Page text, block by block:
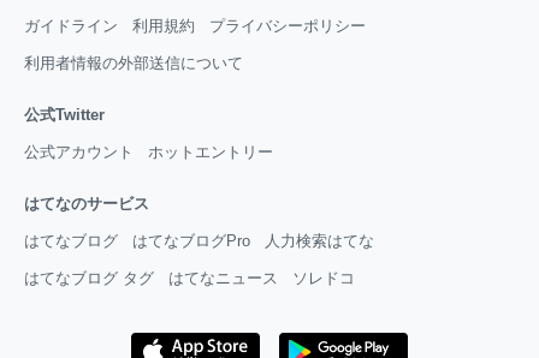
ガイドライン 利用規約 プライバシーポリシー
利用者情報の外部送信について
公式Twitter
公式アカウント ホットエントリー
はてなのサービス
はてなブログ はてなブログPro 人力検索はてな
はてなブログ タグ はてなニュース ソレドコ